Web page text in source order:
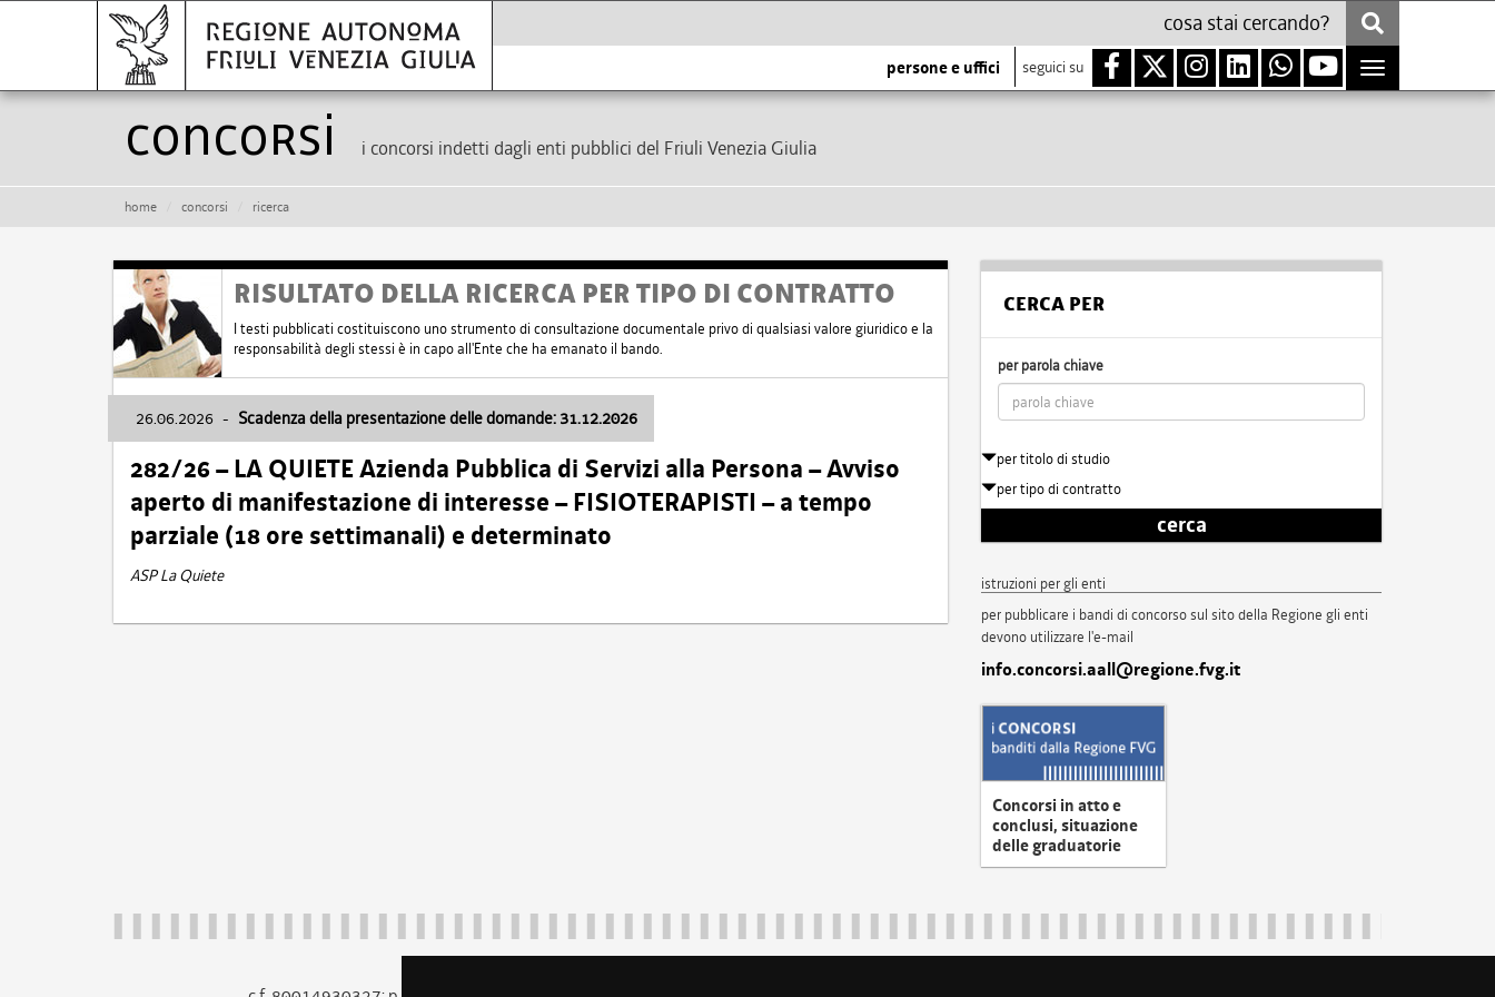
persone e uffici seguici su
Toggle
navigation
Concorsi i concorsi indetti dagli enti pubblici del Friuli Venezia Giulia
home concorsi ricerca
RISULTATO DELLA RICERCA PER TIPO DI CONTRATTO
I testi pubblicati costituiscono uno strumento di consultazione documentale privo di qualsiasi valore giuridico e la
responsabilità degli stessi è in capo all'Ente che ha emanato il bando.
26.06.2026 - Scadenza della presentazione delle domande: 31.12.2026
282/26 – LA QUIETE Azienda Pubblica di Servizi alla Persona – Avviso
aperto di manifestazione di interesse – FISIOTERAPISTI – a tempo
parziale (18 ore settimanali) e determinato
ASP La Quiete
CERCA PER
per parola chiave
per titolo di studio
per tipo di contratto
cerca
istruzioni per gli enti
per pubblicare i bandi di concorso sul sito della Regione gli enti
devono utilizzare l'e-mail
info.concorsi.aall@regione.fvg.it
Concorsi in atto e
conclusi, situazione
delle graduatorie